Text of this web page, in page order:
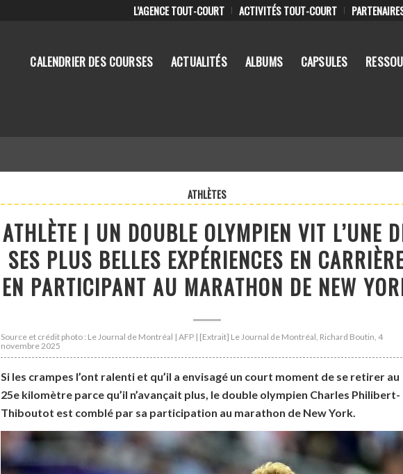
L’AGENCE TOUT-COURT ACTIVITÉS TOUT-COURT
CALENDRIER DES COURSES ACTUALITÉS ALBUMS CAPSULES
ATHLÈTES
ATHLÈTE | UN DOUBLE OLYMPIEN VIT L’UNE
SES PLUS BELLES EXPÉRIENCES EN
EN PARTICIPANT AU MARATHON DE NEW
Source et crédit photo : Le Journal de Montréal | AFP | [Extrait] Le Journal de Montréal, Richard Boutin, 4
novembre 2025
Si les crampes l’ont ralenti et qu’il a envisagé un court moment de se retirer au
25e kilomètre parce qu’il n’avançait plus, le double olympien Charles Philibert-
Thiboutot est comblé par sa participation au marathon de New York.